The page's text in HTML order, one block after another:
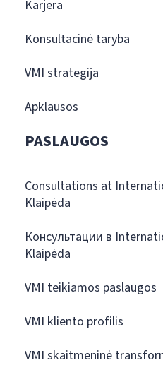
Karjera
Konsultacinė taryba
VMI strategija
Apklausos
PASLAUGOS
Consultations at
Klaipėda
Консультации в
Klaipėda
VMI teikiamos paslaugos
VMI kliento profilis
VMI skaitmeninė